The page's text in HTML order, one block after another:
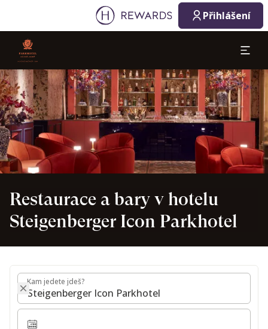
Přihlášení
Sklíčko 1 z 1
Restaurace a bary v hotelu
Steigenberger Icon Parkhotel
08. 08. 2026
1 Pokoj(e) ⋅ 1 Osoba
Kam jedete jdeš?
Kam jedete jdeš?